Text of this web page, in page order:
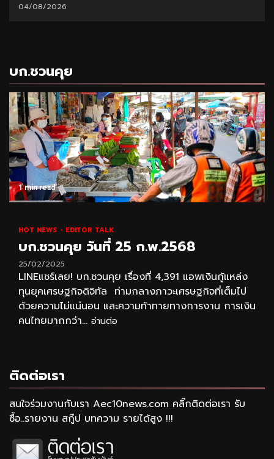
04/08/2026
บก.ชวนคุย
1 min read
HOT NEWS EDITOR TALK
บก.ชวนคุย วันที่ 25 ก.พ.2568
25/02/2025
LINEแชร์เลย! บก.ชวนคุย เรื่องที่ 4,391 แอพเงินกู้แหล่ง
ทุนยุคเศรษฐกิจดิจิทัล ท่ามกลางภาวะเศรษฐกิจที่เต็มไป
ด้วยความไม่แน่นอน และความท้าทายทางการงาน การเงิน
คนไทยมากกว่า... อ่านต่อ
ติดต่อเรา
สนใจร่วมงานกับเรา Aec10news.com คลิ๊กติดต่อเรา รับ
ซื้อ..รายงาน สกู๊ป บทความ รายได้สูง !!!